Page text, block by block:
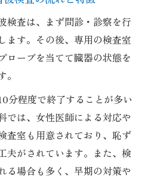
ックスして検査を受ける
期発見の重要性について
超音波検査で早期発見を
器疾患の早期発見に有効
定期的な腹部検査の重要
検査は、まず問診・診察を行
ます。その後、専用の検査室
ローブを当てて臓器の状態を
分程度で終了することが多い
では、女性医師による対応や
査室も用意されており、恥ず
夫がされています。また、検
る場合も多く、早期の対策や